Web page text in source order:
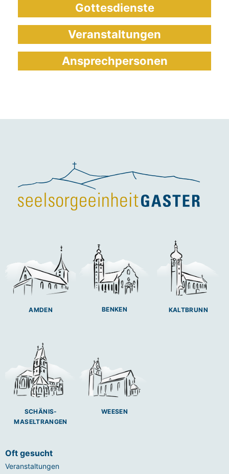
Gottesdienste
Veranstaltungen
Ansprechpersonen
AMDEN BENKEN KALTBRUNN
SCHÄNIS-
MASELTRANGEN
WEESEN
Oft gesucht
Veranstaltungen